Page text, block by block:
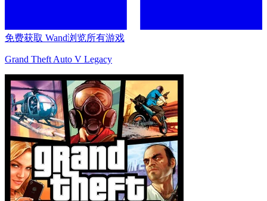
免费获取 Wand浏览所有游戏
Grand Theft Auto V Legacy